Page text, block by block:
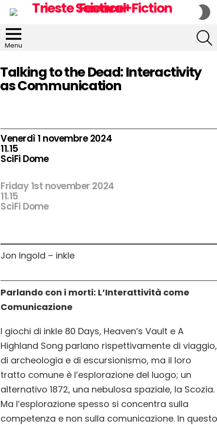
Menu
Talking to the Dead: Interactivity
as Communication
Venerdì 1 novembre 2024
11.15
SciFi Dome
Friday 1st november 2024
11.15
SciFi Dome
Jon Ingold – inkle
Parlando con i morti: L’Interattività come
Comunicazione
I giochi di inkle 80 Days, Heaven’s Vault e A
Highland Song parlano rispettivamente di viaggio,
di archeologia e di escursionismo, ma il loro
tratto comune è l’esplorazione del luogo; un
alternativo 1872, una nebulosa spaziale, la Scozia.
Ma l’esplorazione spesso si concentra sulla
competenza e non sulla comunicazione. In questo